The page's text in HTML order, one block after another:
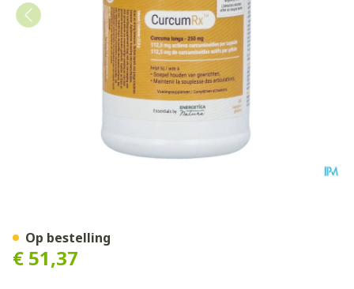
€ 51,37
Op bestelling